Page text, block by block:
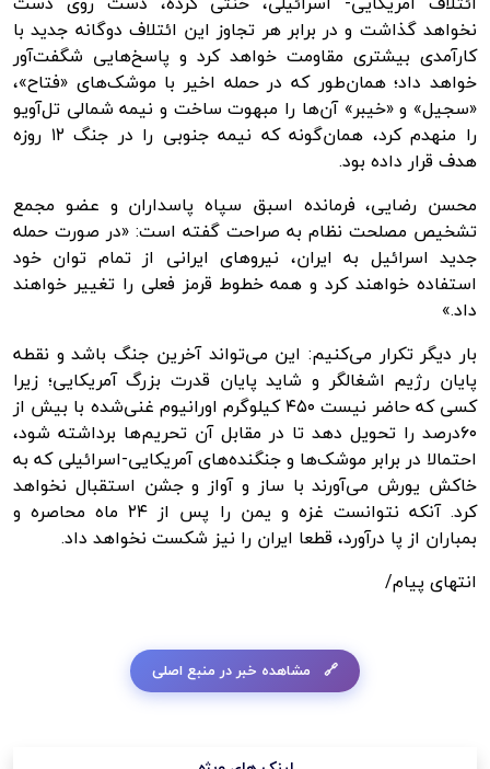
نخواهد گذاشت و در برابر هر تجاوز این ائتلاف دوگانه جدید با
کارآمدی بیشتری مقاومت خواهد کرد و پاسخ‌هایی شگفت‌آور
خواهد داد؛ همان‌طور که در حمله اخیر با موشک‌های «فتاح»،
«سجیل» و «خیبر» آن‌ها را مبهوت ساخت و نیمه شمالی تل‌آویو
را منهدم کرد، همان‌گونه که نیمه جنوبی را در جنگ ۱۲ روزه
هدف قرار داده بود.
محسن رضایی، فرمانده اسبق سپاه پاسداران و عضو مجمع
تشخیص مصلحت نظام به صراحت گفته است: «در صورت حمله
جدید اسرائیل به ایران، نیروهای ایرانی از تمام توان خود
استفاده خواهند کرد و همه خطوط قرمز فعلی را تغییر خواهند
داد.»
بار دیگر تکرار می‌کنیم: این می‌تواند آخرین جنگ باشد و نقطه
پایان رژیم اشغالگر و شاید پایان قدرت بزرگ آمریکایی؛ زیرا
کسی که حاضر نیست ۴۵۰ کیلوگرم اورانیوم غنی‌شده با بیش از
۶۰درصد را تحویل دهد تا در مقابل آن تحریم‌ها برداشته شود،
احتمالا در برابر موشک‌ها و جنگنده‌های آمریکایی-اسرائیلی که به
خاکش یورش می‌آورند با ساز و آواز و جشن استقبال نخواهد
کرد. آنکه نتوانست غزه و یمن را پس از ۲۴ ماه محاصره و
بمباران از پا درآورد، قطعا ایران را نیز شکست نخواهد داد.
انتهای پیام/
مشاهده خبر در منبع اصلی